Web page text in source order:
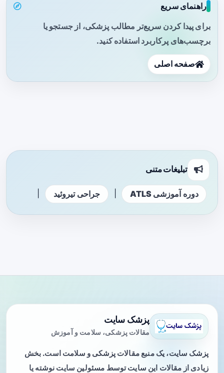
راهنمای سریع
برای پیدا کردن سریع‌تر مطالب پزشکی، از جستجو یا
برچسب‌های پرکاربرد استفاده کنید.
صفحه اصلی
تبلیغات متنی
دوره آموزشی ATLS جراحی تیروئید
پزشک سایت
مقالات پزشکی، سلامت و آموزش
پزشک سایت، یک منبع مقالات پزشکی و سلامت است. بخش
زیادی از مقالات این سایت توسط مسئولین سایت نوشته یا